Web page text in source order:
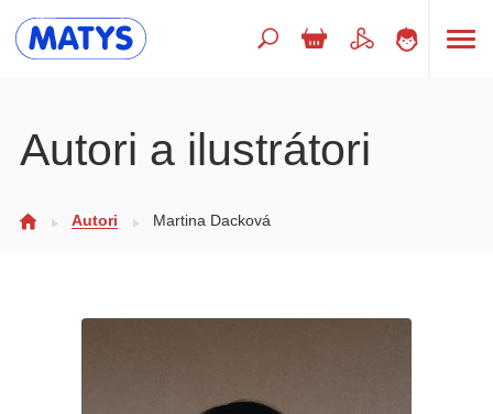
Doplnkový sortiment
Autori a ilustrátori
Autori Martina Dacková